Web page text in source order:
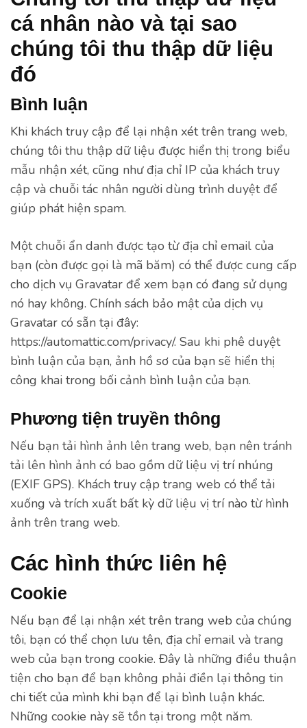
cá nhân nào và tại sao
chúng tôi thu thập dữ liệu
đó
Bình luận
Khi khách truy cập để lại nhận xét trên trang web,
chúng tôi thu thập dữ liệu được hiển thị trong biểu
mẫu nhận xét, cũng như địa chỉ IP của khách truy
cập và chuỗi tác nhân người dùng trình duyệt để
giúp phát hiện spam.
Một chuỗi ẩn danh được tạo từ địa chỉ email của
bạn (còn được gọi là mã băm) có thể được cung cấp
cho dịch vụ Gravatar để xem bạn có đang sử dụng
nó hay không. Chính sách bảo mật của dịch vụ
Gravatar có sẵn tại đây:
https://automattic.com/privacy/. Sau khi phê duyệt
bình luận của bạn, ảnh hồ sơ của bạn sẽ hiển thị
công khai trong bối cảnh bình luận của bạn.
Phương tiện truyền thông
Nếu bạn tải hình ảnh lên trang web, bạn nên tránh
tải lên hình ảnh có bao gồm dữ liệu vị trí nhúng
(EXIF GPS). Khách truy cập trang web có thể tải
xuống và trích xuất bất kỳ dữ liệu vị trí nào từ hình
ảnh trên trang web.
Các hình thức liên hệ
Cookie
Nếu bạn để lại nhận xét trên trang web của chúng
tôi, bạn có thể chọn lưu tên, địa chỉ email và trang
web của bạn trong cookie. Đây là những điều thuận
tiện cho bạn để bạn không phải điền lại thông tin
chi tiết của mình khi bạn để lại bình luận khác.
Những cookie này sẽ tồn tại trong một năm.